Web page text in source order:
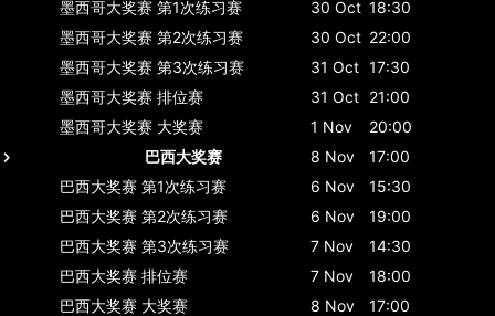
墨西哥大奖赛 第1次练习赛 30 Oct 18:30
墨西哥大奖赛 第2次练习赛 30 Oct 22:00
墨西哥大奖赛 第3次练习赛 31 Oct 17:30
墨西哥大奖赛 排位赛 31 Oct 21:00
墨西哥大奖赛 大奖赛 1 Nov
20:00
巴西大奖赛
8 Nov
17:00
巴西大奖赛 第1次练习赛 6 Nov
15:30
巴西大奖赛 第2次练习赛 6 Nov
19:00
巴西大奖赛 第3次练习赛 7 Nov
14:30
巴西大奖赛 排位赛 7 Nov
18:00
巴西大奖赛 大奖赛 8 Nov
17:00